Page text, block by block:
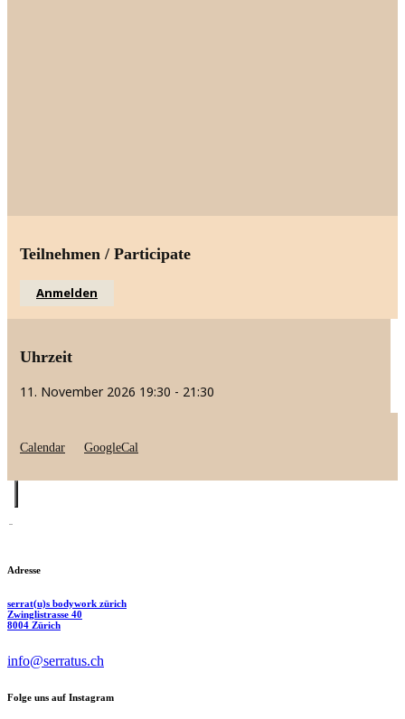
Teilnehmen / Participate
Anmelden
Uhrzeit
11. November 2026 19:30 - 21:30
Calendar GoogleCal
Adresse
serrat(u)s bodywork zürich
Zwinglistrasse 40
8004 Zürich
info@serratus.ch
Folge uns auf Instagram